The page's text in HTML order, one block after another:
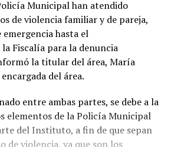
Municipal han atendido
de violencia familiar y de pareja,
emergencia hasta el
Fiscalía para la denuncia
la titular del área, María
del área.
entre ambas partes, se debe a la
elementos de la Policía Municipal
del Instituto, a fin de que sepan
de violencia, ya que son los